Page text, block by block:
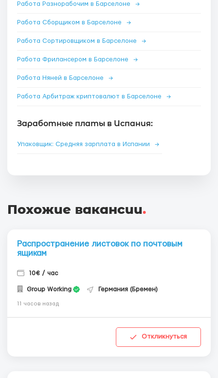
Работа Разнорабочим в Барселоне →
Работа Сборщиком в Барселоне →
Работа Сортировщиком в Барселоне →
Работа Фрилансером в Барселоне →
Работа Няней в Барселоне →
Работа Арбитраж криптовалют в Барселоне →
Заработные платы в Испания:
Упаковщик: Средняя зарплата в Испании →
Похожие вакансии.
Распространение листовок по почтовым
ящикам
10€ / час
Group Working Германия (Бремен)
11 часов назад
Откликнуться